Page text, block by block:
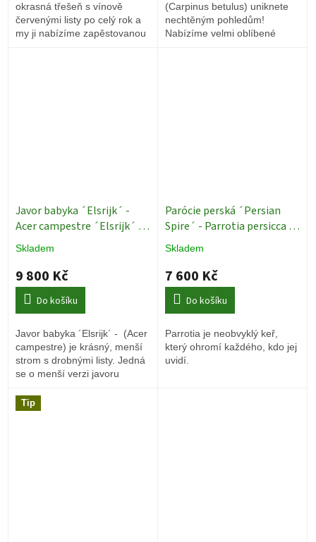
okrasná třešeň s vínově
červenými listy po celý rok a
my ji nabízíme zapěstovanou
(Carpinus betulus) uniknete
nechtěným pohledům!
Nabízíme velmi oblíbené
Javor babyka ´Elsrijk´ -
Acer campestre ´Elsrijk´ -
ok 14/16
Skladem
9 800 Kč
Do košíku
Javor babyka ´Elsrijk´ - (Acer
campestre) je krásný, menší
strom s drobnými listy. Jedná
se o menší verzi javoru
parku v Holandsku, kde byl
objeven.
Parócie perská ´Persian
Spire´ - Parrotia persicca -
vzrostlý
Skladem
7 600 Kč
Do košíku
Parrotia je neobvyklý keř,
který ohromí každého, kdo jej
uvidí.
Tip